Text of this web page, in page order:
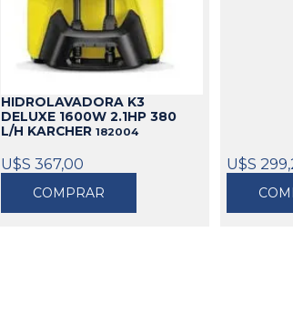
HIDROLAVADORA K3
DELUXE 1600W 2.1HP 380
L/H KARCHER182004
U$S 367,00
COMPRAR
U$S